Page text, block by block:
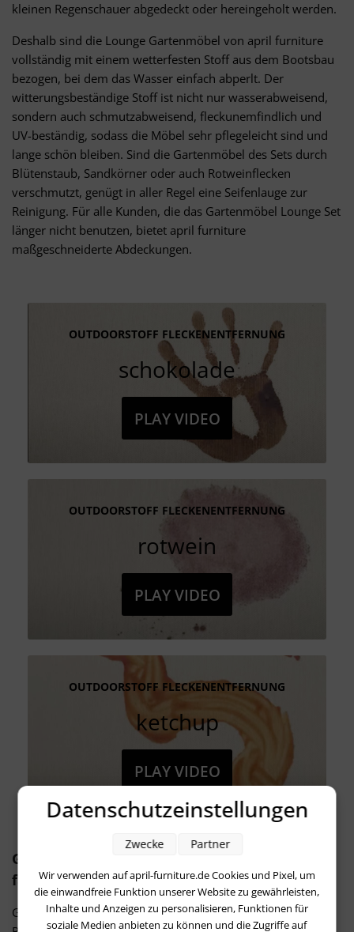
kleinen Regenschauer abgedeckt oder hereingeholt werden.
Deshalb sind die Lounge Gartenmöbel von april furniture
vollständig mit einem wetterfesten Stoff aus dem Bootsbau
bezogen, bei dem das Wasser einfach abperlt. Der
witterungsbeständige Stoff ist nicht nur wasserabweisend,
sondern auch schmutzabweisend, fleckunemfindlich und
UV-beständig, sodass die Möbel sehr pflegeleicht sind und
lange schön bleiben. Sind die Gartenmöbel des Sets durch
Blütenstaub, Sandkörner oder auch Rotweinflecken
verschmutzt, genügt in aller Regel eine Seifenlauge zur
Reinigung. Für alle Kunden, die das Gartenmöbel Lounge Set
länger nicht benutzen, bietet april furniture
maßgeschneiderte Abdeckungen.
OUTDOORSTOFF FLECKENENTFERNUNG
schokolade
PLAY VIDEO
OUTDOORSTOFF FLECKENENTFERNUNG
rotwein
PLAY VIDEO
OUTDOORSTOFF FLECKENENTFERNUNG
ketchup
PLAY VIDEO
Gepolsterte Lounge Sets aus Stoff für ein
fantastisches Outdoor-Wohnzimmer-Feeling
Gegenüber Gartenmöbel Sets aus den Gestell-Materialien
Datenschutzeinstellungen
Wir verwenden auf april-furniture.de Cookies und Pixel, um
die einwandfreie Funktion unserer Website zu gewährleisten,
Inhalte und Anzeigen zu personalisieren, Funktionen für
soziale Medien anbieten zu können und die Zugriffe auf
Zwecke Partner